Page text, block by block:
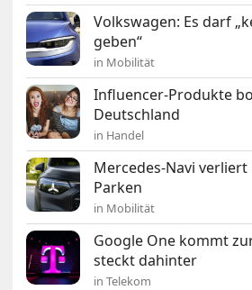
Volkswagen: Es darf
geben“
in Mobilität
Influencer-Produkte
Deutschland
in Handel
Mercedes-Navi
Parken
in Mobilität
Google One kommt
steckt dahinter
in Telekom